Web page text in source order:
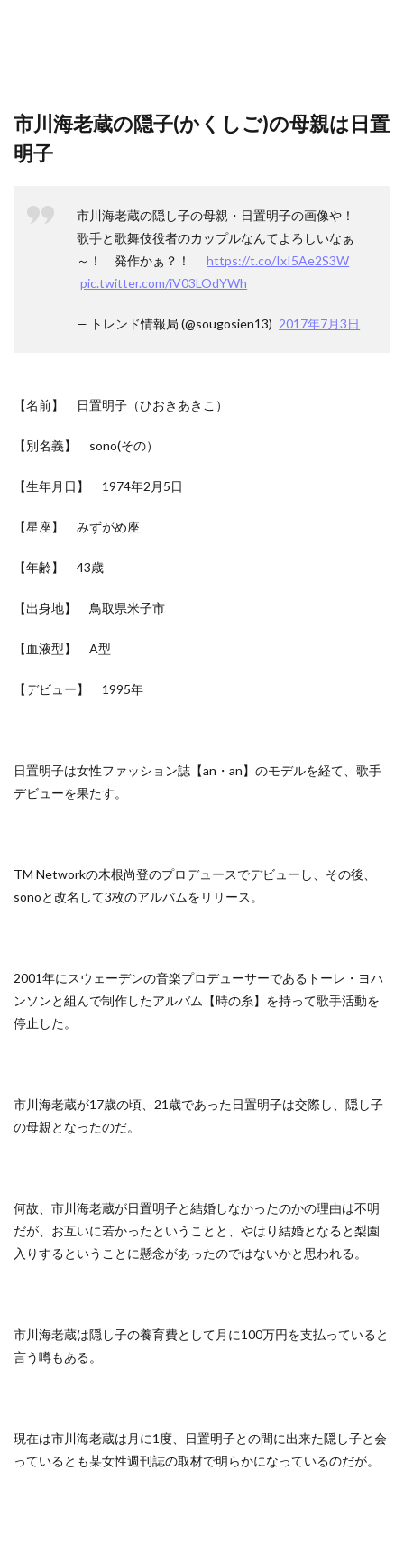
市川海老蔵の隠子(かくしご)の母親は日置
明子
市川海老蔵の隠し子の母親・日置明子の画像や！
歌手と歌舞伎役者のカップルなんてよろしいなぁ
～！ 発作かぁ？！
https://t.co/IxI5Ae2S3W
pic.twitter.com/iV03LOdYWh
— トレンド情報局 (@sougosien13) 2017年7月3日
【名前】 日置明子（ひおきあきこ）
【別名義】 sono(その）
【生年月日】 1974年2月5日
【星座】 みずがめ座
【年齢】 43歳
【出身地】 鳥取県米子市
【血液型】 A型
【デビュー】 1995年
日置明子は女性ファッション誌【an・an】のモデルを経て、歌手
デビューを果たす。
TM Networkの木根尚登のプロデュースでデビューし、その後、
sonoと改名して3枚のアルバムをリリース。
2001年にスウェーデンの音楽プロデューサーであるトーレ・ヨハ
ンソンと組んで制作したアルバム【時の糸】を持って歌手活動を
停止した。
市川海老蔵が17歳の頃、21歳であった日置明子は交際し、隠し子
の母親となったのだ。
何故、市川海老蔵が日置明子と結婚しなかったのかの理由は不明
だが、お互いに若かったということと、やはり結婚となると梨園
入りするということに懸念があったのではないかと思われる。
市川海老蔵は隠し子の養育費として月に100万円を支払っていると
言う噂もある。
現在は市川海老蔵は月に1度、日置明子との間に出来た隠し子と会
っているとも某女性週刊誌の取材で明らかになっているのだが。